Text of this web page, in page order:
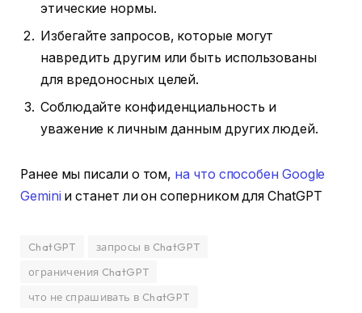
этические нормы.
Избегайте запросов, которые могут
навредить другим или быть использованы
для вредоносных целей.
Соблюдайте конфиденциальность и
уважение к личным данным других людей.
Ранее мы писали о том, на что способен Google
Gemini и станет ли он соперником для ChatGPT
ChatGPT
запросы в ChatGPT
ограничения ChatGPT
что не спрашивать в ChatGPT